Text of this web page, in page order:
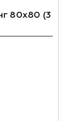
80х80 (3